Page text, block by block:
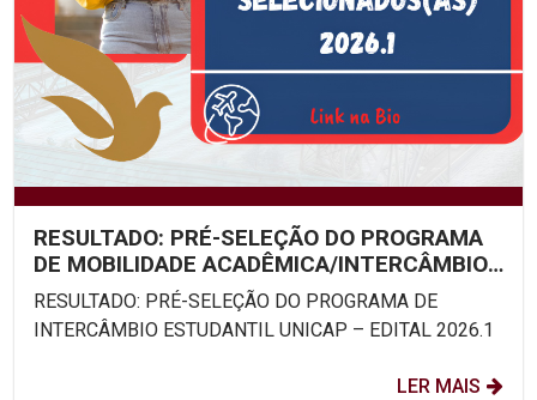
RESULTADO: PRÉ-SELEÇÃO DO PROGRAMA
DE MOBILIDADE ACADÊMICA/INTERCÂMBIO
ESTUDANTIL UNICAP – EDITAL...
RESULTADO: PRÉ-SELEÇÃO DO PROGRAMA DE
INTERCÂMBIO ESTUDANTIL UNICAP – EDITAL 2026.1
LER MAIS